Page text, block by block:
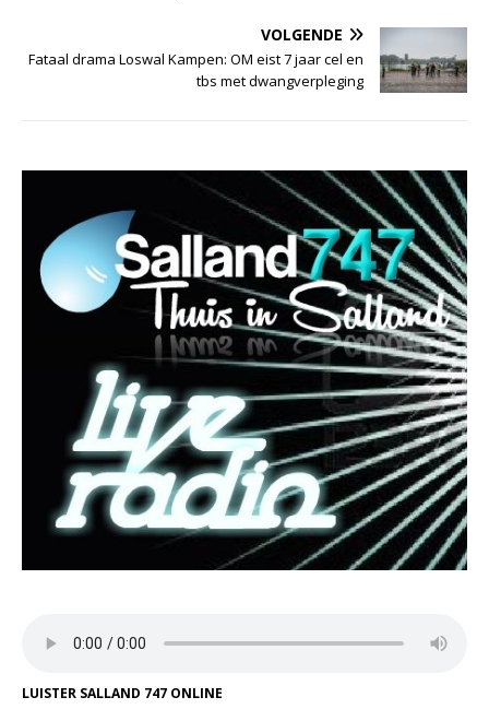
VOLGENDE
Fataal drama Loswal Kampen: OM eist 7 jaar cel en
tbs met dwangverpleging
LUISTER SALLAND 747 ONLINE